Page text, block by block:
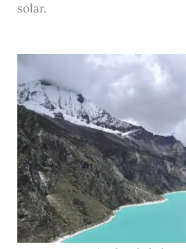
solar.